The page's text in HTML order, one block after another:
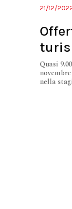
21/12/
Quasi
nella